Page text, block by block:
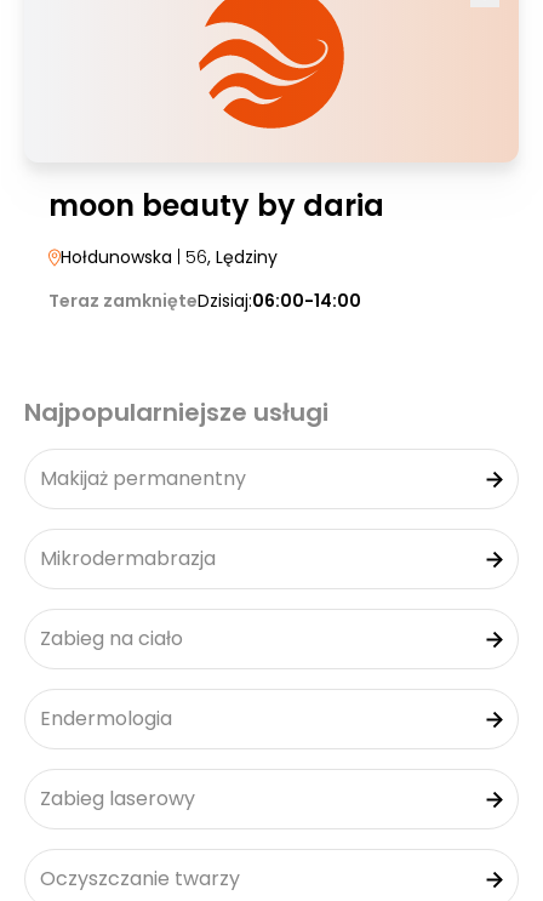
moon beauty by daria
Hołdunowska | 56, Lędziny
Teraz zamknięteDzisiaj:06:00-14:00
Najpopularniejsze usługi
Makijaż permanentny
Mikrodermabrazja
Zabieg na ciało
Endermologia
Zabieg laserowy
Oczyszczanie twarzy